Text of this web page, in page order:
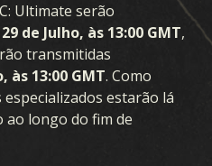
Ultimate serão
de Julho, às 13:00 GMT,
transmitidas
às 13:00 GMT. Como
estarão lá
ao longo do fim de
OPERAÇÕES SECRETAS
IN ARMS
LEGIÕES
FIDELIDADE